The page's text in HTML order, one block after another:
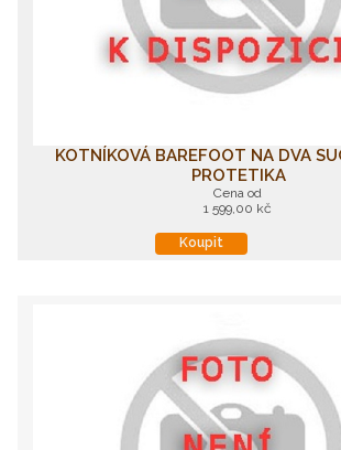
KOTNÍKOVÁ BAREFOOT NA DVA
PROTETIKA
Cena od
1 599,00 kč
Koupit